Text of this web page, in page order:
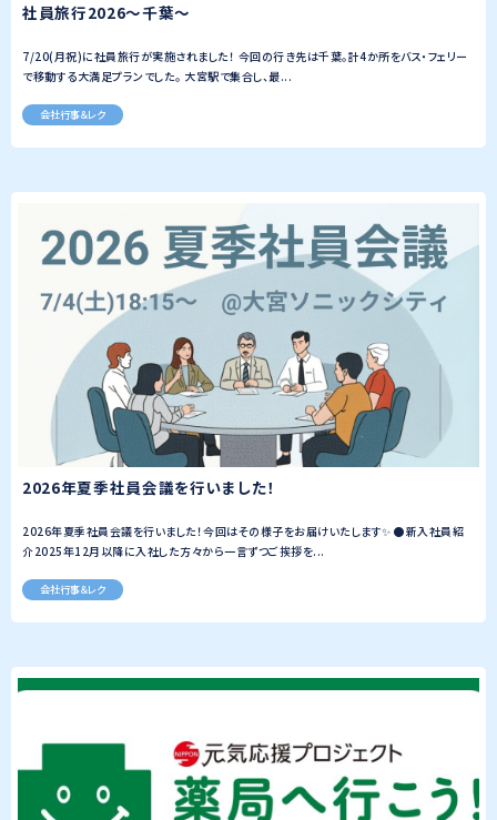
社員旅行2026～千葉～
7/20(月祝)に社員旅行が実施されました！ 今回の行き先は千葉。計4か所をバス・フェリー
で移動する大満足プランでした。 大宮駅で集合し、最...
会社行事＆レク
2026年夏季社員会議を行いました！
2026年夏季社員会議を行いました！今回はその様子をお届けいたします✨ ●新入社員紹
介2025年12月以降に入社した方々から一言ずつご挨拶を...
会社行事＆レク